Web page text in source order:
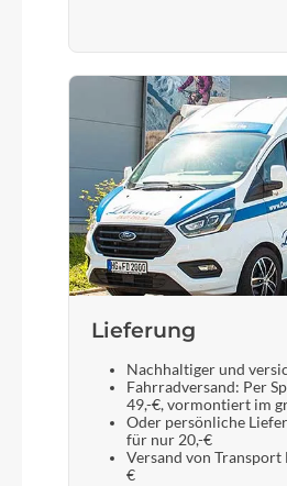
Shimano
Ritchey OE Zero
Selle Royal Essenza
Gabel
Suntour SF17 NCX-E-AIR
Lieferung
Nachhaltiger und
Fahrradversand: Per
49,-€, vormontiert im
Oder persönliche
für nur 20,-€
Versand von Transport
€